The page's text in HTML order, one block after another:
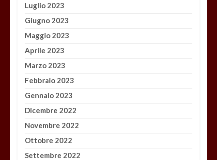
Luglio 2023
Giugno 2023
Maggio 2023
Aprile 2023
Marzo 2023
Febbraio 2023
Gennaio 2023
Dicembre 2022
Novembre 2022
Ottobre 2022
Settembre 2022